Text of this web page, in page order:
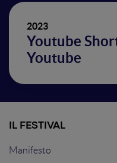
2023
Youtube
Youtube
IL FESTIVAL
Manifesto